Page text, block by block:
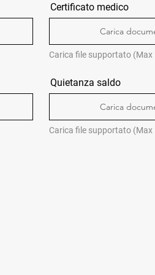
Certificato medico
Carica
Carica file supportato (Max
Quietanza saldo
Carica
Carica file supportato (Max